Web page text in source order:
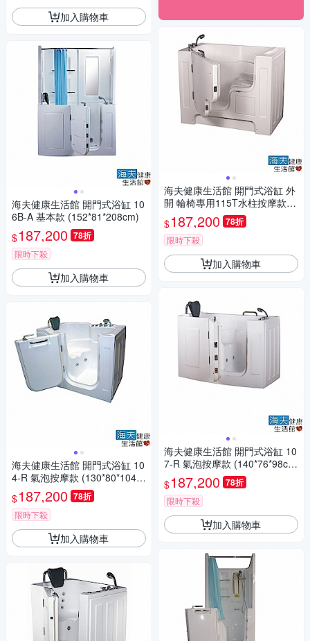
加入購物車
海夫健康生活館 開門式浴缸 10
6B-A 基本款 (152*81*208cm)
$187,200 78折
限時下殺
加入購物車
海夫健康生活館 開門式浴缸 10
4-R 氣泡按摩款 (130*80*104c
m)
$187,200 78折
限時下殺
加入購物車
海夫健康生活館 開門式浴缸 外
開 輪椅專用115T水柱按摩款 (1
32*74*112公分)
$187,200 78折
限時下殺
加入購物車
海夫健康生活館 開門式浴缸 10
7-R 氣泡按摩款 (140*76*98c
m)
$187,200 78折
限時下殺
加入購物車